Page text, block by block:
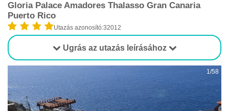
Gloria Palace Amadores Thalasso Gran Canaria
Puerto Rico
Utazás azonosító:32012
Ugrás az utazás leírásához
1/58